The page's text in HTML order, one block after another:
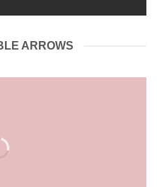
ARROWS